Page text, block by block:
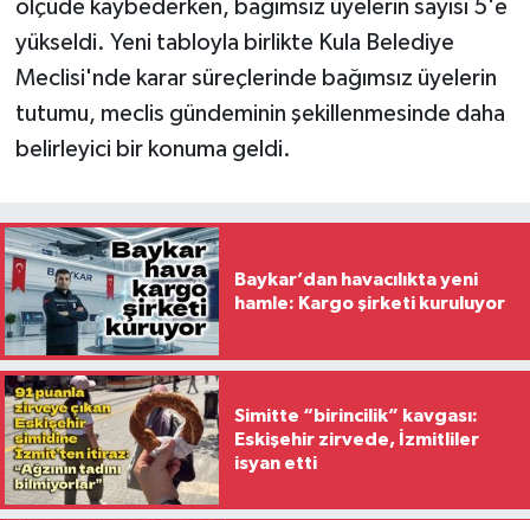
ölçüde kaybederken, bağımsız üyelerin sayısı 5'e
yükseldi. Yeni tabloyla birlikte Kula Belediye
Meclisi'nde karar süreçlerinde bağımsız üyelerin
tutumu, meclis gündeminin şekillenmesinde daha
belirleyici bir konuma geldi.
Baykar’dan havacılıkta yeni
hamle: Kargo şirketi kuruluyor
Simitte “birincilik” kavgası:
Eskişehir zirvede, İzmitliler
isyan etti